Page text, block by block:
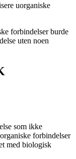
uorganiske
forbindelser burde
uten noen
som ikke
forbindelser
med biologisk